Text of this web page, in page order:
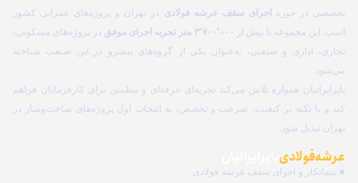
تخصصی در حوزه
اجرای سقف عرشه فولادی در تهران و پروژه‌های عمرانی کشور
است. این مجموعه با بیش از
۳٬۷۰۰٬۰۰۰ متر تجربه اجرای موفق
در پروژه‌های مسکونی،
تجاری، اداری و صنعتی، به‌عنوان یکی از گروه‌های پیشرو در این صنعت شناخته
می‌شود.
بایرایرانیان همواره تلاش می‌کند تجربه‌ای حرفه‌ای و مطمئن برای کارفرمایان فراهم
کند و با تکیه بر کیفیت، سرعت و تخصص، به انتخاب اول پروژه‌های ساخت‌وساز در
تهران تبدیل شود.
عرشه فولادی
پیمانکار و اجرای سقف عرشه فولادی